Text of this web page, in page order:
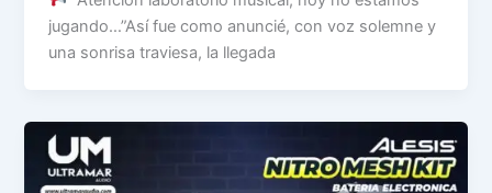
jugando…”Así fue como anuncié, con voz solemne y
una sonrisa traviesa, la llegada